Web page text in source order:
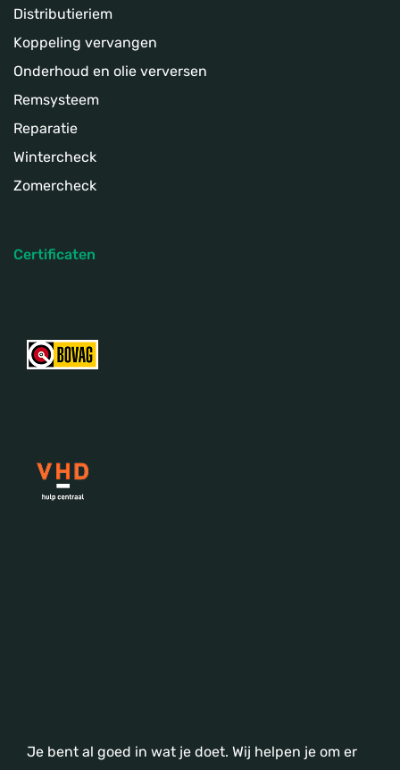
Distributieriem
Koppeling­ vervangen
Onderhoud en olie verversen
Remsysteem
Reparatie
Wintercheck
Zomercheck
Certificaten
Je bent al goed in wat je doet. Wij helpen je om er